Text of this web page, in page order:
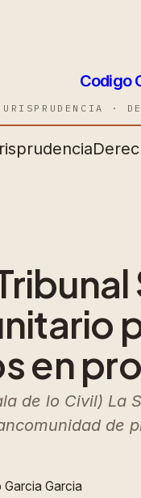
Codigo
·
en
de lo Civil)
de
Garcia Garcia